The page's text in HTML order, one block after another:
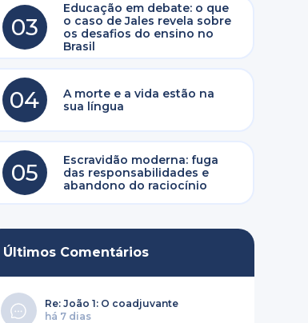
03
Educação em debate: o que
o caso de Jales revela sobre
os desafios do ensino no
Brasil
04
A morte e a vida estão na
sua língua
05
Escravidão moderna: fuga
das responsabilidades e
abandono do raciocínio
Últimos Comentários
Re: João 1: O coadjuvante
há 7 dias